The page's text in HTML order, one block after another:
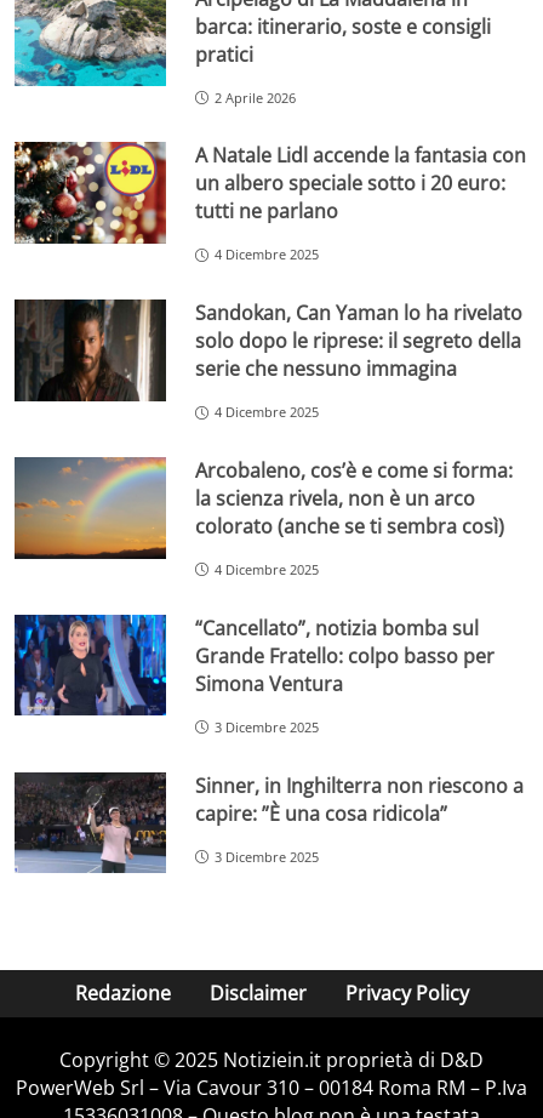
barca: itinerario, soste e consigli
pratici
2 Aprile 2026
A Natale Lidl accende la fantasia con
un albero speciale sotto i 20 euro:
tutti ne parlano
4 Dicembre 2025
Sandokan, Can Yaman lo ha rivelato
solo dopo le riprese: il segreto della
serie che nessuno immagina
4 Dicembre 2025
Arcobaleno, cos’è e come si forma:
la scienza rivela, non è un arco
colorato (anche se ti sembra così)
4 Dicembre 2025
“Cancellato”, notizia bomba sul
Grande Fratello: colpo basso per
Simona Ventura
3 Dicembre 2025
Sinner, in Inghilterra non riescono a
capire: ”È una cosa ridicola”
3 Dicembre 2025
Redazione Disclaimer Privacy Policy
Copyright © 2025 Notiziein.it proprietà di D&D
PowerWeb Srl – Via Cavour 310 – 00184 Roma RM – P.Iva